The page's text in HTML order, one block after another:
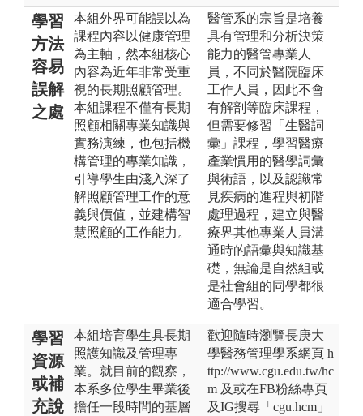
學習
方法
容易
誤解
之處
本組外界可能誤以為
課程內容以健康管理
為主軸，然本組核心
內容為近年非常受重
視的長期照顧管理。
本組課程不僅有長期
照顧相關專業知識與
實務演練，也包括機
構管理的專業知識，
引導學生由淺入深了
解照顧管理工作的意
義與價值，並建構智
慧照顧的工作能力。
醫管系的宗旨是培養
具有管理和分析決策
能力的醫管專業人
員，不同於醫院臨床
工作人員，因此不會
有解剖等臨床課程，
但需要修習「生醫詞
彙」課程，學習醫療
產業慣用的醫學詞彙
與術語，以及認識常
見疾病的進程與初階
處理過程，建立與醫
療界其他專業人員溝
通時的語彙與知識基
礎，無論是自然組或
是社會組的同學都很
適合學習。
學習
資源
或補
充說
本組培育學生具長期
照護知識及管理專
業。就目前的觀察，
本系多位學生畢業後
擔任一段時間的基層
歡迎隨時瀏覽長庚大
學醫務管理學系網頁 h
ttp://www.cgu.edu.tw/hc
m 及或在FB粉絲專頁
及IG搜尋「cgu.hcm」